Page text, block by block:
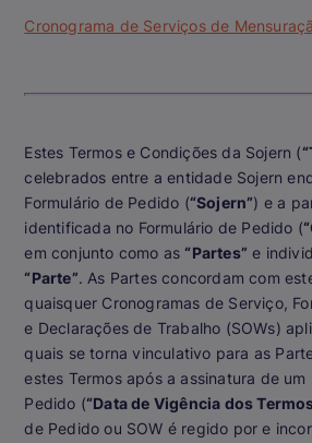
Cronograma de Serviços de
Estes Termos e Condições da Sojern (
celebrados entre a entidade Sojern
Formulário de Pedido (“Sojern”) e a
identificada no Formulário de Pedido (
em conjunto como as“Partes” e
“Parte”. As Partes concordam com
quaisquer Cronogramas de Serviço,
e Declarações de Trabalho (SOWs)
quais se torna vinculativo para as
estes Termos após a assinatura de um
Pedido (“Data de Vigência dos
de Pedido ou SOW é regido por e